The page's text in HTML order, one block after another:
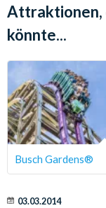
Attraktionen,
könnte...
Busch Gardens®
03.03.2014